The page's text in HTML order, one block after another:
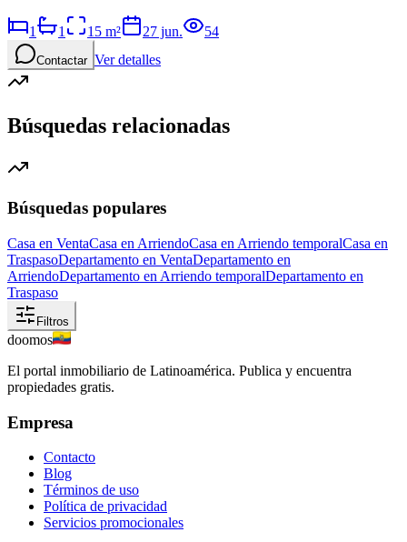
1 1 15 m² 27 jun. 54
Contactar Ver detalles
Búsquedas relacionadas
Búsquedas populares
Casa en VentaCasa en ArriendoCasa en Arriendo temporalCasa en
TraspasoDepartamento en VentaDepartamento en
ArriendoDepartamento en Arriendo temporalDepartamento en
Traspaso
Filtros
doomos
El portal inmobiliario de Latinoamérica. Publica y encuentra
propiedades gratis.
Empresa
Contacto
Blog
Términos de uso
Política de privacidad
Servicios promocionales